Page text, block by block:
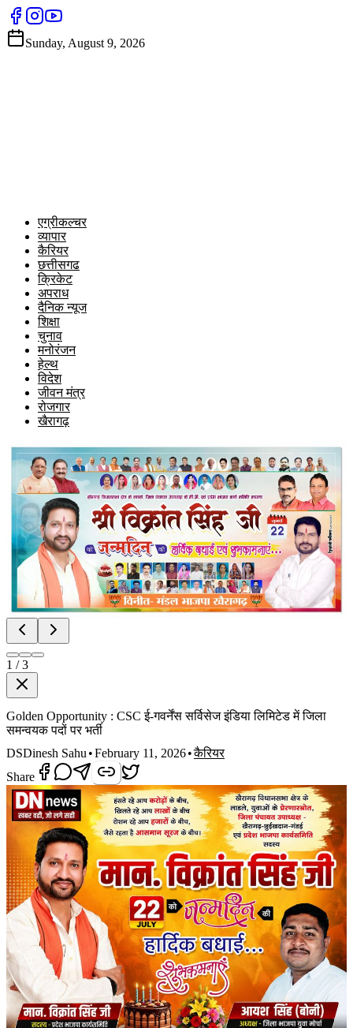
Sunday, August 9, 2026
एग्रीकल्चर
व्यापार
कैरियर
छत्तीसगढ
क्रिकेट
अपराध
दैनिक न्यूज
शिक्षा
चुनाव
मनोरंजन
हेल्थ
विदेश
जीवन मंत्र
रोजगार
खैरागढ़
1 /3
Golden Opportunity : CSC ई-गवर्नेंस सर्विसेज इंडिया लिमिटेड में जिला
समन्वयक पदों पर भर्ती
DSDinesh Sahu •February 11, 2026•कैरियर
Share